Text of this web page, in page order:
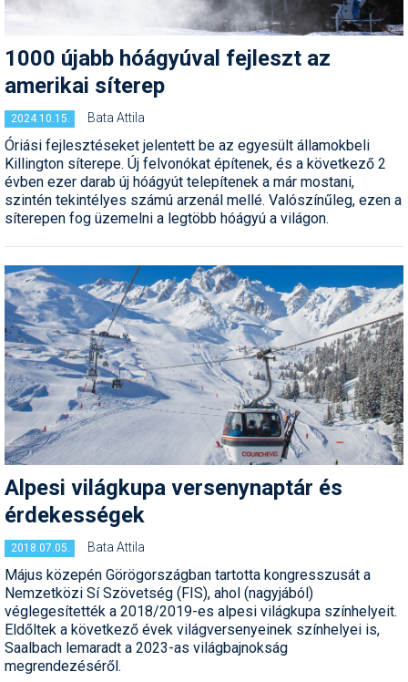
Hütte
Ingatlan
Interjúk
Játékok
Kerékpár
Könyvajánló
Magazinok
Munkavállalás
Olvasnivaló
Pályázatok
Portálinfo
Rajzok
Síbérletárak
Sícipő
Sífelszerelés
Sífutás
1000 újabb hóágyúval fejleszt az
amerikai síterep
2024.10.15. Bata Attila
Óriási fejlesztéseket jelentett be az egyesült államokbeli
Killington síterepe. Új felvonókat építenek, és a következő 2
évben ezer darab új hóágyút telepítenek a már mostani,
szintén tekintélyes számú arzenál mellé. Valószínűleg, ezen a
síterepen fog üzemelni a legtöbb hóágyú a világon.
Alpesi világkupa versenynaptár és
érdekességek
2018.07.05. Bata Attila
Május közepén Görögországban tartotta kongresszusát a
Nemzetközi Sí Szövetség (FIS), ahol (nagyjából)
véglegesítették a 2018/2019-es alpesi világkupa színhelyeit.
Eldőltek a következő évek világversenyeinek színhelyei is,
Saalbach lemaradt a 2023-as világbajnokság
megrendezéséről.